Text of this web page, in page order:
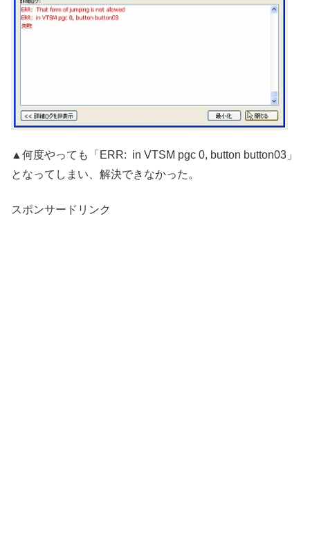
▲何度やっても「ERR: in VTSM pgc 0, button button03」
となってしまい、解決できなかった。
スポンサードリンク